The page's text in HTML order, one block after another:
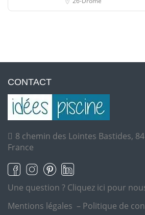
CONTACT
8 chemin des Lointes Bastides,
France
Une question ? Cliquez ici pour
Mentions légales – Politique de